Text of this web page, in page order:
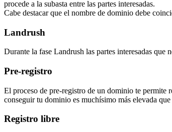
procede a la subasta entre las partes interesadas.
Cabe destacar que el nombre de dominio debe
Landrush
Durante la fase Landrush las partes interesadas que
Pre-registro
El proceso de pre-registro de un dominio te permite
conseguir tu dominio es muchísimo más elevada
Registro libre